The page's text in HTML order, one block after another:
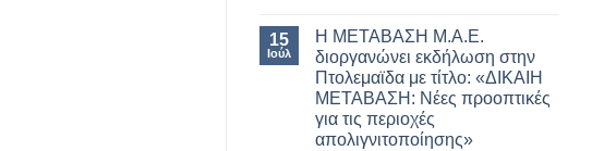
15
Ιούλ
Η ΜΕΤΑΒΑΣΗ Μ.Α.Ε.
διοργανώνει εκδήλωση στην
Πτολεμαϊδα με τίτλο: «ΔΙΚΑΙΗ
ΜΕΤΑΒΑΣΗ: Νέες προοπτικές
για τις περιοχές
απολιγνιτοποίησης»